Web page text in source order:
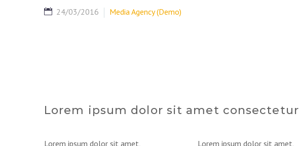
24/03/2016 Media Agency (Demo)
Lorem ipsum dolor sit amet consectetur
Lorem ipsum dolor sit amet,
Lorem ipsum dolor sit amet,